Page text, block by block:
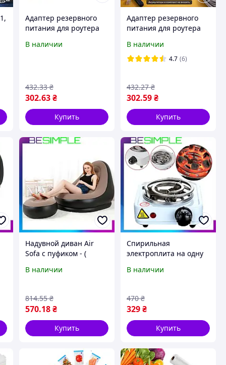
Адаптер резервного
питания для роутера
/ Источник
В наличии
302.63 ₴
432.33 ₴
Купить
Адаптер резервного
питания для роутера
/ Источник
бесперебойного
аварийный
В наличии
4.7 (6)
302.59₴
432.27 ₴
Купить
Надувной диван Air
Sofa с пуфиком - (
с пуфиком для дома
В наличии
570.18 ₴
814.55 ₴
Купить
Спирильная
электроплита на одну
BOKO H-001 /
электрическая плита
В наличии
329₴
470 ₴
Купить